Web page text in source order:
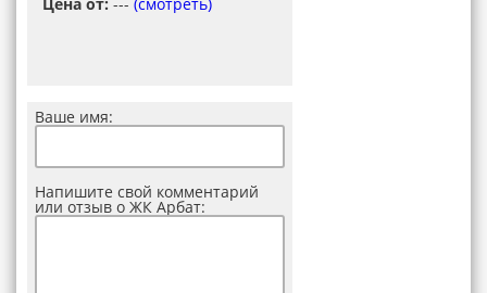
Ваше имя:
Напишите свой комментарий
или отзыв о ЖК Арбат: